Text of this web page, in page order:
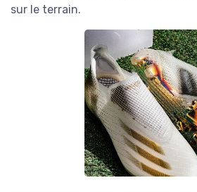
sur le terrain.